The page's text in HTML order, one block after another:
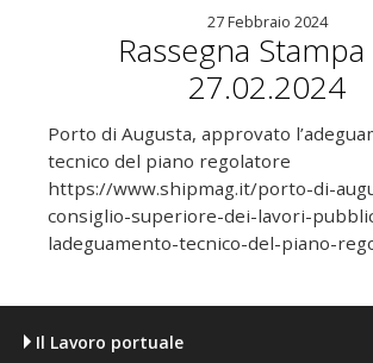
27 Febbraio 2024
Rassegna
27.02.2024
Porto di Augusta, approvato
tecnico del piano regolatore
https://www.shipmag.it/porto-di-
consiglio-superiore-dei-lavori-
ladeguamento-tecnico-del-piano-
Il Lavoro portuale